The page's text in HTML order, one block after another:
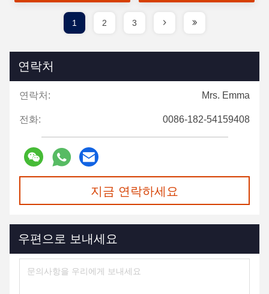
1 2 3
연락처
연락처: Mrs. Emma
전화: 0086-182-54159408
지금 연락하세요
우편으로 보내세요